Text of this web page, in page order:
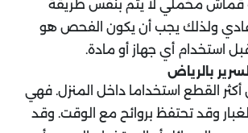
قماش مخملي لا يتم بنفس طريقة
ولذلك يجب أن يكون الفحص هو
استخدام أي جهاز أو مادة.
بالرياض
أكثر القطع استخداما داخل المنزل. فهي
وقد تحتفظ بروائح مع الوقت. وقد